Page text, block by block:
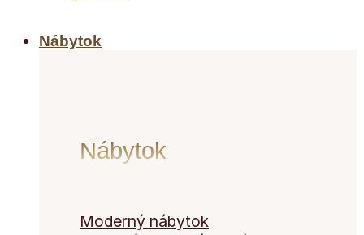
Nábytok
Nábytok
Moderný nábytok